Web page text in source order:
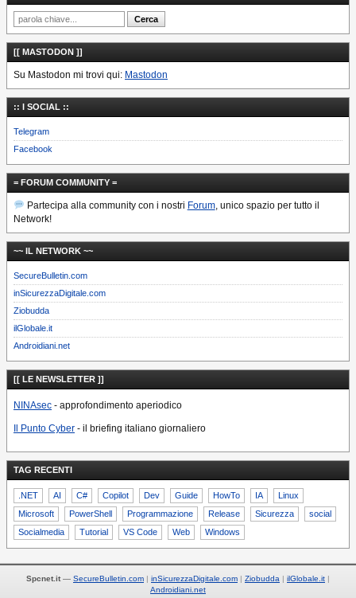
[[ MASTODON ]]
Su Mastodon mi trovi qui: Mastodon
:: I SOCIAL ::
Telegram
Facebook
= FORUM COMMUNITY =
Partecipa alla community con i nostri Forum, unico spazio per tutto il
Network!
~~ IL NETWORK ~~
SecureBulletin.com
inSicurezzaDigitale.com
Ziobudda
ilGlobale.it
Androidiani.net
[[ LE NEWSLETTER ]]
NINAsec - approfondimento aperiodico
Il Punto Cyber - il briefing italiano giornaliero
TAG RECENTI
.NET AI C# Copilot Dev Guide HowTo IA
Linux
Microsoft
PowerShell Programmazione Release Sicurezza
social
Socialmedia
Tutorial VS Code Web Windows
Spcnet.it — SecureBulletin.com inSicurezzaDigitale.com Ziobudda
ilGlobale.it
Androidiani.net